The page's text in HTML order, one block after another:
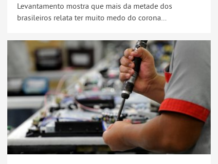
Levantamento mostra que mais da metade dos
brasileiros relata ter muito medo do corona...